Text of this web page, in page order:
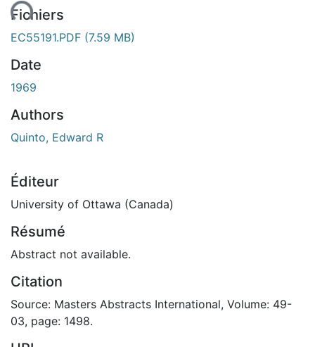
Fichiers
EC55191.PDF (7.59 MB)
Date
1969
Authors
Quinto, Edward R
Éditeur
University of Ottawa (Canada)
Résumé
Abstract not available.
Citation
Source: Masters Abstracts International, Volume: 49-
03, page: 1498.